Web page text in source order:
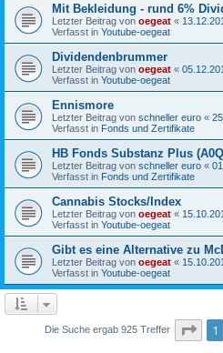
Mit Bekleidung - rund 6%
Letzter Beitrag von oegeat «
Verfasst in Youtube-oegeat
Dividendenbrummer
Letzter Beitrag von oegeat «
Verfasst in Youtube-oegeat
Ennismore
Letzter Beitrag von schneller euro «
Verfasst in Fonds und Zertifikate
HB Fonds Substanz Plus
Letzter Beitrag von schneller euro «
Verfasst in Fonds und Zertifikate
Cannabis Stocks/Index
Letzter Beitrag von oegeat «
Verfasst in Youtube-oegeat
Gibt es eine Alternative zu
Letzter Beitrag von oegeat «
Verfasst in Youtube-oegeat
Die Suche ergab 925 Treffer Seite
1